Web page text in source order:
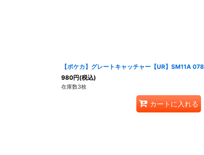
【ポケカ】グレートキャッチャー【UR】SM11A
980円(税込)
在庫数3枚
カートに入れる